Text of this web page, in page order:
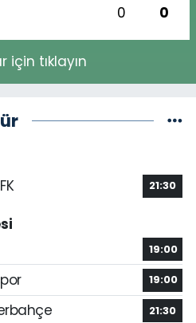
0 0
için tıklayın
21:30
19:00
19:00
21:30